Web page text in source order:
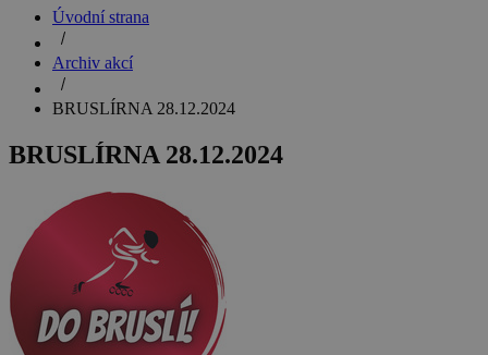
Úvodní strana
Archiv akcí
BRUSLÍRNA 28.12.2024
BRUSLÍRNA 28.12.2024